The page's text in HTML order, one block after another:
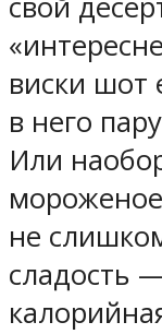
виски шот
в него
Или
не
сладость